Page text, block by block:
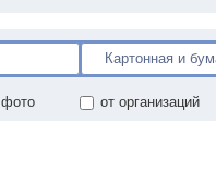
от организаций